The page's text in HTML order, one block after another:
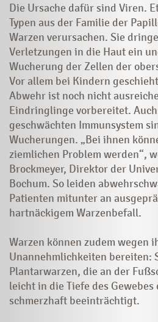
Die Ursache dafür sind Viren.
Typen aus der Familie der
Warzen verursachen. Sie
Verletzungen in die Haut ein
Wucherung der Zellen der
Vor allem bei Kindern
Abwehr ist noch nicht
Eindringlinge vorbereitet.
geschwächten Immunsystem
Wucherungen. „Bei ihnen
ziemlichen Problem werden“,
Brockmeyer, Direktor der
Bochum. So leiden
Patienten mitunter an
hartnäckigem Warzenbefall.
Warzen können zudem wegen
Unannehmlichkeiten bereiten:
Plantarwarzen, die an der
leicht in die Tiefe des Gewebes
schmerzhaft beeinträchtigt.